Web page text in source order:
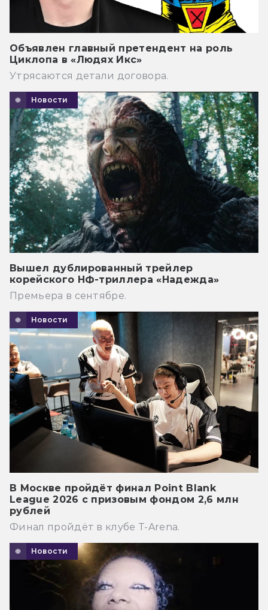
Объявлен главный претендент на роль
Циклопа в «Людях Икс»
Утрясаются детали договора.
Новости
Вышел дублированный трейлер
корейского НФ-триллера «Надежда»
Премьера в сентябре.
Новости
В Москве пройдёт финал Point Blank
League 2026 с призовым фондом 2,6 млн
рублей
Финал пройдёт в клубе T-Arena.
Новости